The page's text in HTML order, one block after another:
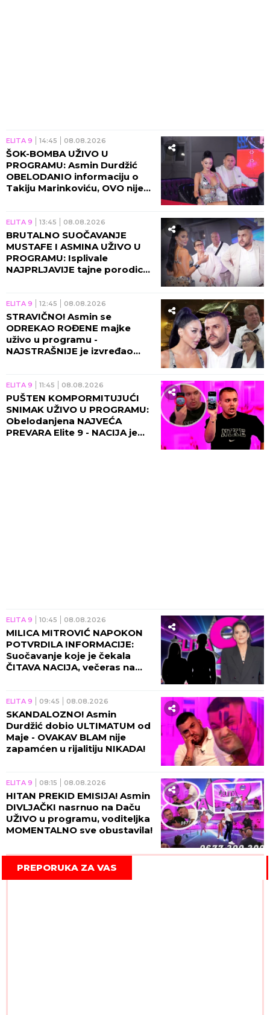
ELITA 9 14:45 08.08.2026
ŠOK-BOMBA UŽIVO U
PROGRAMU: Asmin Durdžić
OBELODANIO informaciju o
Takiju Marinkoviću, OVO nije
ELITA 9 13:45 08.08.2026
BRUTALNO SUOČAVANJE
MUSTAFE I ASMINA UŽIVO U
PROGRAMU: Isplivale
NAJPRLJAVIJE tajne porodice
ELITA 9 12:45 08.08.2026
STRAVIČNO! Asmin se
ODREKAO ROĐENE majke
uživo u programu -
NAJSTRAŠNIJE je izvređao
ELITA 9 11:45 08.08.2026
PUŠTEN KOMPORMITUJUĆI
SNIMAK UŽIVO U PROGRAMU:
Obelodanjena NAJVEĆA
PREVARA Elite 9 - NACIJA je
ELITA 9 10:45 08.08.2026
MILICA MITROVIĆ NAPOKON
POTVRDILA INFORMACIJE:
Suočavanje koje je čekala
ČITAVA NACIJA, večeras na
ELITA 9 09:45 08.08.2026
SKANDALOZNO! Asmin
Durdžić dobio ULTIMATUM od
Maje - OVAKAV BLAM nije
zapamćen u rijalitiju NIKADA!
ELITA 9 08:15 08.08.2026
HITAN PREKID EMISIJA! Asmin
DIVLJAČKI nasrnuo na Daču
UŽIVO u programu, voditeljka
MOMENTALNO sve obustavila!
PREPORUKA ZA VAS